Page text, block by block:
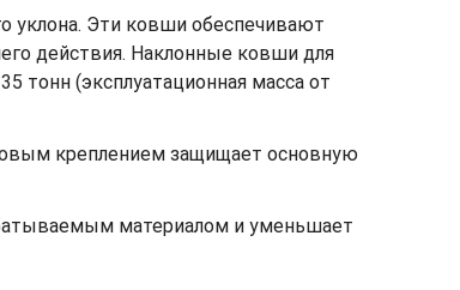
уклона. Эти ковши обеспечивают
действия. Наклонные ковши для
тонн (эксплуатационная масса от
креплением защищает основную
материалом и уменьшает